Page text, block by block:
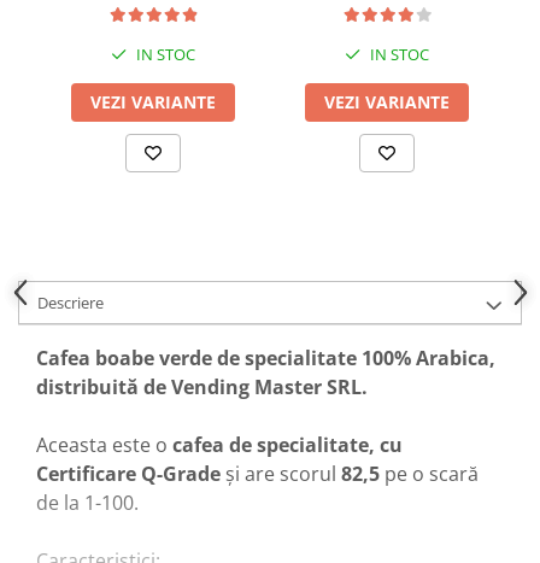
IN STOC
VEZI VARIANTE
IN STOC
VEZI VARIANTE
Descriere
Cafea boabe verde de specialitate 100% Arabica,
distribuită de Vending Master SRL.
Aceasta este o cafea de specialitate, cu
Certificare Q-Grade și are scorul 82,5 pe o scară
de la 1-100.